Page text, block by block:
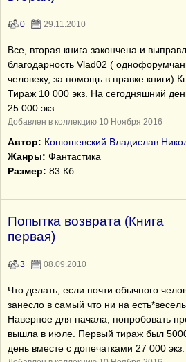
0 29.11.2010
Все, вторая книга закончена и
благодарность Vlad02 (
человеку, за помощь в правке книги)
Тираж 10 000 экз. На сегодняшний
25 000 экз.
Добавлен в коллекцию 10 Ноября 2016
Автор: Конюшевский Владислав
Жанры: Фантастика
Размер: 83 Кб
Попытка возврата (Книга
первая)
3 08.09.2010
Что делать, если почти обычного
занесло в самый что ни на
Наверное для начала, попробовать
вышла в июле. Первый тираж был
день вместе с допечатками 27 000 экз.